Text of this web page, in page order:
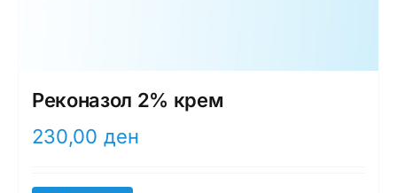
Реконазол 2% крем
230,00 ден